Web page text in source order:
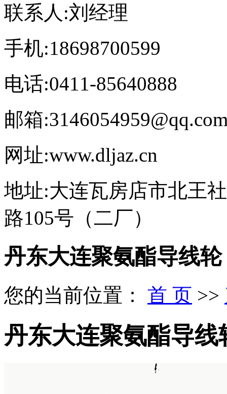
联系人:刘经理
手机:18698700599
电话:0411-85640888
邮箱
网址:www.dljaz.cn
地址:大连瓦房店市北王
路105号（二厂）
丹东大连聚氨酯导线轮
您的当前位置： 首 页 >>
丹东大连聚氨酯导线